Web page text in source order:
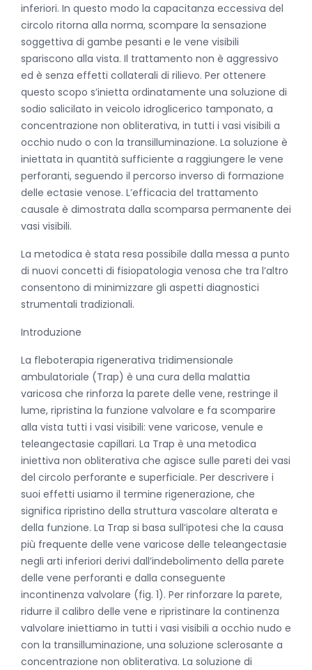
inferiori. In questo modo la capacitanza eccessiva del
circolo ritorna alla norma, scompare la sensazione
soggettiva di gambe pesanti e le vene visibili
spariscono alla vista. Il trattamento non è aggressivo
ed è senza effetti collaterali di rilievo. Per ottenere
questo scopo s’inietta ordinatamente una soluzione di
sodio salicilato in veicolo idroglicerico tamponato, a
concentrazione non obliterativa, in tutti i vasi visibili a
occhio nudo o con la transilluminazione. La soluzione è
iniettata in quantità sufficiente a raggiungere le vene
perforanti, seguendo il percorso inverso di formazione
delle ectasie venose. L’efficacia del trattamento
causale è dimostrata dalla scomparsa permanente dei
vasi visibili.
La metodica è stata resa possibile dalla messa a punto
di nuovi concetti di fisiopatologia venosa che tra l’altro
consentono di minimizzare gli aspetti diagnostici
strumentali tradizionali.
Introduzione
La fleboterapia rigenerativa tridimensionale
ambulatoriale (Trap) è una cura della malattia
varicosa che rinforza la parete delle vene, restringe il
lume, ripristina la funzione valvolare e fa scomparire
alla vista tutti i vasi visibili: vene varicose, venule e
teleangectasie capillari. La Trap è una metodica
iniettiva non obliterativa che agisce sulle pareti dei vasi
del circolo perforante e superficiale. Per descrivere i
suoi effetti usiamo il termine rigenerazione, che
significa ripristino della struttura vascolare alterata e
della funzione. La Trap si basa sull’ipotesi che la causa
più frequente delle vene varicose delle teleangectasie
negli arti inferiori derivi dall’indebolimento della parete
delle vene perforanti e dalla conseguente
incontinenza valvolare (fig. 1). Per rinforzare la parete,
ridurre il calibro delle vene e ripristinare la continenza
valvolare iniettiamo in tutti i vasi visibili a occhio nudo e
con la transilluminazione, una soluzione sclerosante a
concentrazione non obliterativa. La soluzione di